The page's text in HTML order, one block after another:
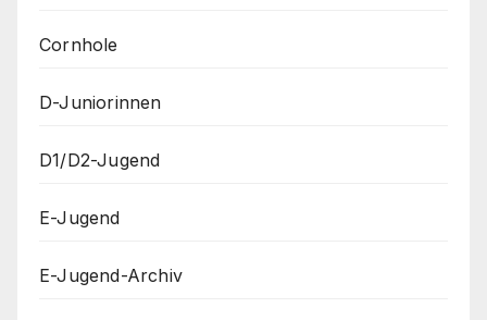
Cornhole
D-Juniorinnen
D1/D2-Jugend
E-Jugend
E-Jugend-Archiv